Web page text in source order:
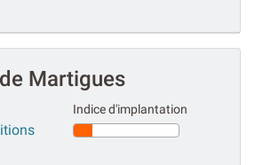
Martigues
Indice d'implantation